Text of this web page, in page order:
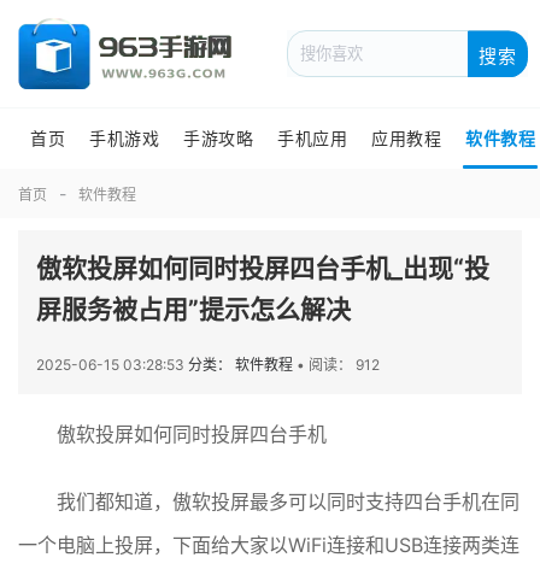
搜索
首页 手机游戏 手游攻略 手机应用 应用教程 软件教程
首页 软件教程
傲软投屏如何同时投屏四台手机_出现“投
屏服务被占用”提示怎么解决
2025-06-15 03:28:53 分类： 软件教程 • 阅读： 912
傲软投屏如何同时投屏四台手机
我们都知道，傲软投屏最多可以同时支持四台手机在同
一个电脑上投屏，下面给大家以WiFi连接和USB连接两类连